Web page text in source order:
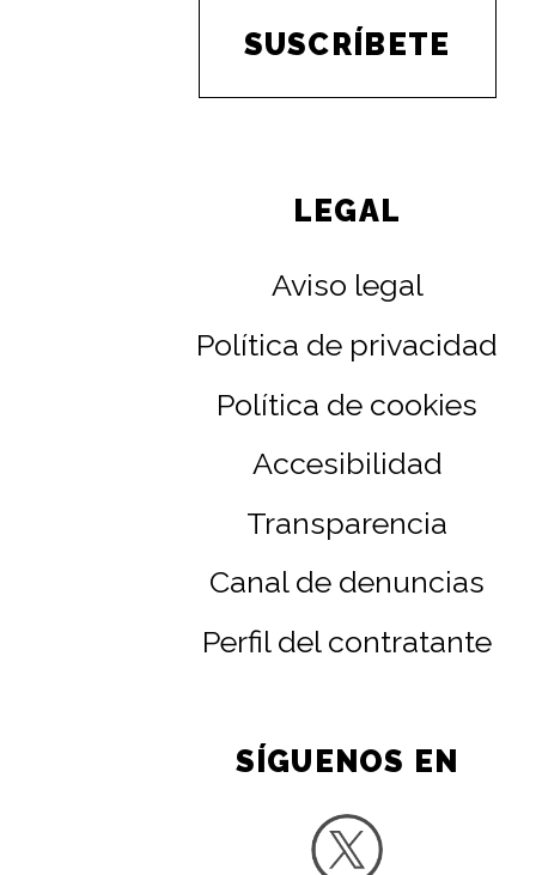
SUSCRÍBETE
LEGAL
Aviso legal
Política de privacidad
Política de cookies
Accesibilidad
Transparencia
Canal de denuncias
Perfil del contratante
SÍGUENOS EN